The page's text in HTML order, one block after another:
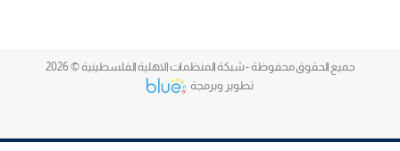
جميع الحقوق محفوظة - شبكة المنظمات الاهلية الفلسطينية © 2026
تطوير وبرمجة